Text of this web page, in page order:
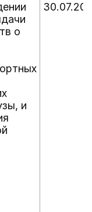
о
и